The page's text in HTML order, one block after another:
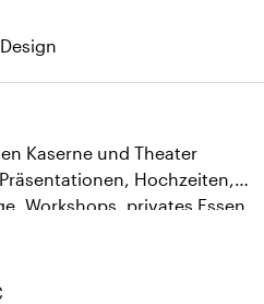
Kaserne und Theater
Hochzeiten,
Workshops, privates Essen,
Terrasse